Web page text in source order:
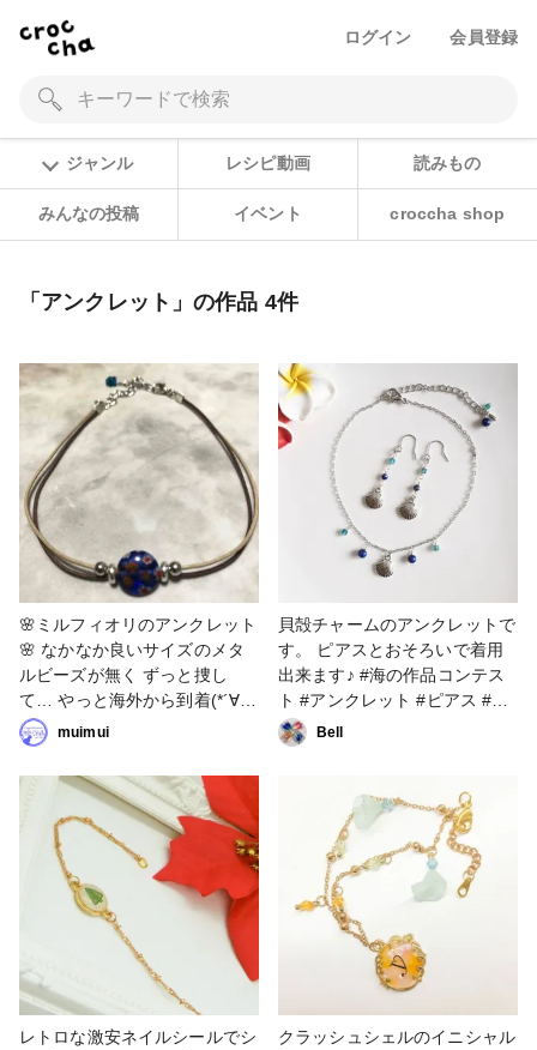
ログイン 会員登録
ジャンル レシピ動画 読みもの
みんなの投稿 イベント croccha shop
「アンクレット」の作品 4件
🌸ミルフィオリのアンクレット
🌸 なかなか良いサイズのメタ
ルビーズが無く ずっと捜し
て… やっと海外から到着(*´∀｀
*) 海外から取寄せると来ない時
の対応が 中国語だから大変😭
無事に届いて良かった(*´꒳​
たら付けよ(*´꒳​`*)~❀ #時期外れ
#アンクレット #ミルフィオリ
muimui
貝殻チャームのアンクレットで
す。 ピアスとおそろいで着用
出来ます♪ #海の作品コンテス
ト #アンクレット #ピアス #夏
色 #夏アクセサリー #ファンれ
ぽ_partsclub
Bell
レトロな激安ネイルシールでシ
クラッシュシェルのイニシャル